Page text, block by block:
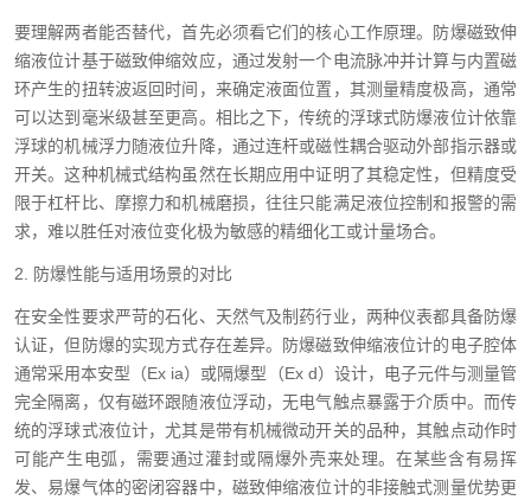
要理解两者能否替代，首先必须看它们的核心工作原理。防爆磁致伸
缩液位计基于磁致伸缩效应，通过发射一个电流脉冲并计算与内置磁
环产生的扭转波返回时间，来确定液面位置，其测量精度极高，通常
可以达到毫米级甚至更高。相比之下，传统的浮球式防爆液位计依靠
浮球的机械浮力随液位升降，通过连杆或磁性耦合驱动外部指示器或
开关。这种机械式结构虽然在长期应用中证明了其稳定性，但精度受
限于杠杆比、摩擦力和机械磨损，往往只能满足液位控制和报警的需
求，难以胜任对液位变化极为敏感的精细化工或计量场合。
2. 防爆性能与适用场景的对比
在安全性要求严苛的石化、天然气及制药行业，两种仪表都具备防爆
认证，但防爆的实现方式存在差异。防爆磁致伸缩液位计的电子腔体
通常采用本安型（Ex ia）或隔爆型（Ex d）设计，电子元件与测量管
完全隔离，仅有磁环跟随液位浮动，无电气触点暴露于介质中。而传
统的浮球式液位计，尤其是带有机械微动开关的品种，其触点动作时
可能产生电弧，需要通过灌封或隔爆外壳来处理。在某些含有易挥
发、易爆气体的密闭容器中，磁致伸缩液位计的非接触式测量优势更